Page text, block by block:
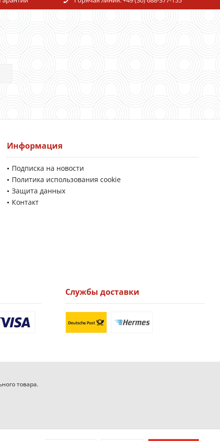
Информация
Подписка на новости
Политика использования cookie
Защита данных
Контакт
Службы доставки
товара.